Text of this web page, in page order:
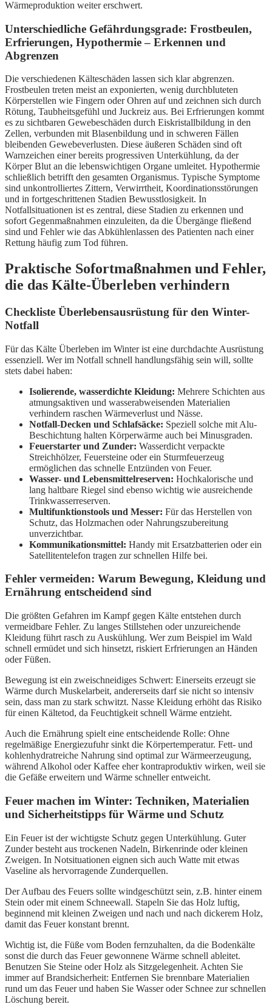
Wärmeproduktion weiter erschwert.
Unterschiedliche Gefährdungsgrade: Frostbeulen,
Erfrierungen, Hypothermie – Erkennen und
Abgrenzen
Die verschiedenen Kälteschäden lassen sich klar abgrenzen.
Frostbeulen treten meist an exponierten, wenig durchbluteten
Körperstellen wie Fingern oder Ohren auf und zeichnen sich durch
Rötung, Taubheitsgefühl und Juckreiz aus. Bei Erfrierungen kommt
es zu sichtbaren Gewebeschäden durch Eiskristallbildung in den
Zellen, verbunden mit Blasenbildung und in schweren Fällen
bleibenden Gewebeverlusten. Diese äußeren Schäden sind oft
Warnzeichen einer bereits progressiven Unterkühlung, da der
Körper Blut an die lebenswichtigen Organe umleitet. Hypothermie
schließlich betrifft den gesamten Organismus. Typische Symptome
sind unkontrolliertes Zittern, Verwirrtheit, Koordinationsstörungen
und in fortgeschrittenen Stadien Bewusstlosigkeit. In
Notfallsituationen ist es zentral, diese Stadien zu erkennen und
sofort Gegenmaßnahmen einzuleiten, da die Übergänge fließend
sind und Fehler wie das Abkühlenlassen des Patienten nach einer
Rettung häufig zum Tod führen.
Praktische Sofortmaßnahmen und Fehler,
die das Kälte-Überleben verhindern
Checkliste Überlebensausrüstung für den Winter-
Notfall
Für das Kälte Überleben im Winter ist eine durchdachte Ausrüstung
essenziell. Wer im Notfall schnell handlungsfähig sein will, sollte
stets dabei haben:
Isolierende, wasserdichte Kleidung: Mehrere Schichten aus
atmungsaktiven und wasserabweisenden Materialien
verhindern raschen Wärmeverlust und Nässe.
Notfall-Decken und Schlafsäcke: Speziell solche mit Alu-
Beschichtung halten Körperwärme auch bei Minusgraden.
Feuerstarter und Zunder: Wasserdicht verpackte
Streichhölzer, Feuersteine oder ein Sturmfeuerzeug
ermöglichen das schnelle Entzünden von Feuer.
Wasser- und Lebensmittelreserven: Hochkalorische und
lang haltbare Riegel sind ebenso wichtig wie ausreichende
Trinkwasserreserven.
Multifunktionstools und Messer: Für das Herstellen von
Schutz, das Holzmachen oder Nahrungszubereitung
unverzichtbar.
Kommunikationsmittel: Handy mit Ersatzbatterien oder ein
Satellitentelefon tragen zur schnellen Hilfe bei.
Fehler vermeiden: Warum Bewegung, Kleidung und
Ernährung entscheidend sind
Die größten Gefahren im Kampf gegen Kälte entstehen durch
vermeidbare Fehler. Zu langes Stillstehen oder unzureichende
Kleidung führt rasch zu Auskühlung. Wer zum Beispiel im Wald
schnell ermüdet und sich hinsetzt, riskiert Erfrierungen an Händen
oder Füßen.
Bewegung ist ein zweischneidiges Schwert: Einerseits erzeugt sie
Wärme durch Muskelarbeit, andererseits darf sie nicht so intensiv
sein, dass man zu stark schwitzt. Nasse Kleidung erhöht das Risiko
für einen Kältetod, da Feuchtigkeit schnell Wärme entzieht.
Auch die Ernährung spielt eine entscheidende Rolle: Ohne
regelmäßige Energiezufuhr sinkt die Körpertemperatur. Fett- und
kohlenhydratreiche Nahrung sind optimal zur Wärmeerzeugung,
während Alkohol oder Kaffee eher kontraproduktiv wirken, weil sie
die Gefäße erweitern und Wärme schneller entweicht.
Feuer machen im Winter: Techniken, Materialien
und Sicherheitstipps für Wärme und Schutz
Ein Feuer ist der wichtigste Schutz gegen Unterkühlung. Guter
Zunder besteht aus trockenen Nadeln, Birkenrinde oder kleinen
Zweigen. In Notsituationen eignen sich auch Watte mit etwas
Vaseline als hervorragende Zunderquellen.
Der Aufbau des Feuers sollte windgeschützt sein, z.B. hinter einem
Stein oder mit einem Schneewall. Stapeln Sie das Holz luftig,
beginnend mit kleinen Zweigen und nach und nach dickerem Holz,
damit das Feuer konstant brennt.
Wichtig ist, die Füße vom Boden fernzuhalten, da die Bodenkälte
sonst die durch das Feuer gewonnene Wärme schnell ableitet.
Benutzen Sie Steine oder Holz als Sitzgelegenheit. Achten Sie
immer auf Brandsicherheit: Entfernen Sie brennbare Materialien
rund um das Feuer und haben Sie Wasser oder Schnee zur schnellen
Löschung bereit.